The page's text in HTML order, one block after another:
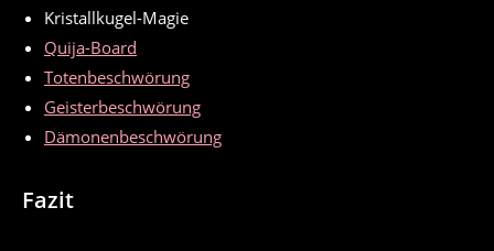
Kristallkugel-Magie
Quija-Board
Totenbeschwörung
Geisterbeschwörung
Dämonenbeschwörung
Fazit